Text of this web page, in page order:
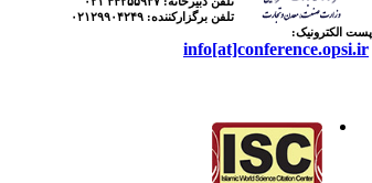
تلفن برگزارکننده: ۰۲۱۲۹۹۰۴۲۴۹
پست الکترونیک:
info[at]conference.opsi.ir